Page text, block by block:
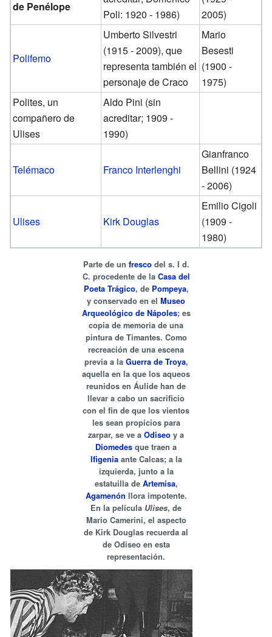
de Penélope
Poli: 1920 - 1986)
2005)
Polifemo
Umberto Silvestri
(1915 - 2009), que
representa también el
personaje de Craco
Mario
Besesti
(1900 -
1975)
Polites, un
compañero de
Ulises
Aldo Pini (sin
acreditar; 1909 -
1990)
Telémaco Franco Interlenghi
Gianfranco
Bellini (1924
- 2006)
Ulises Kirk Douglas
Emilio Cigoli
(1909 -
1980)
Parte de un frescodel s. I d.
C. procedente de la Casa del
Poeta Trágico, de Pompeya,
y conservado en el Museo
Arqueológico de Nápoles; es
copia de memoria de una
pintura de Timantes. Como
recreación de una escena
previa a la Guerra de Troya,
aquella en la que los aqueos
reunidos en Áulide han de
llevar a cabo un sacrificio
con el fin de que los vientos
les sean propicios para
zarpar, se ve a Odiseo y a
Diomedes que traen a
Ifigeniaante Calcas; a la
izquierda, junto a la
estatuilla de Artemisa,
Agamenón llora impotente.
En la película Ulises, de
Mario Camerini, el aspecto
de Kirk Douglas recuerda al
de Odiseo en esta
representación.